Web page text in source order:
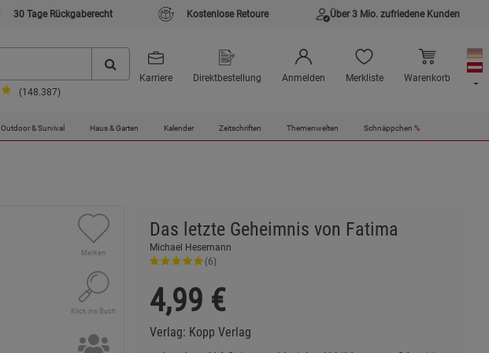
30 Tage Rückgaberecht Kostenlose Retoure Über 3 Mio. zufriedene Kunden
(148.387)
Karriere Direktbestellung Anmelden Merkliste Warenkorb
Outdoor & Survival Haus & Garten Kalender Zeitschriften Themenwelten Schnäppchen %
Merken
Klick ins Buch
Das letzte Geheimnis von Fatima
Michael Hesemann
(6)
4,99 €
Verlag: Kopp Verlag